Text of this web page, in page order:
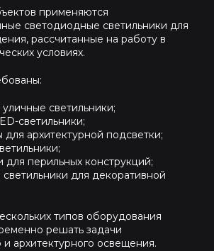
применяются
светодиодные светильники для
рассчитанные на работу в
условиях.
светильники;
светильники;
архитектурной подсветки;
для перильных конструкций;
для декоративной
типов оборудования
решать задачи
архитектурного освещения.